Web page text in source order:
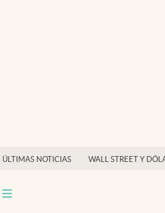
ÚLTIMAS NOTICIAS WALL STREET Y
Tiempo